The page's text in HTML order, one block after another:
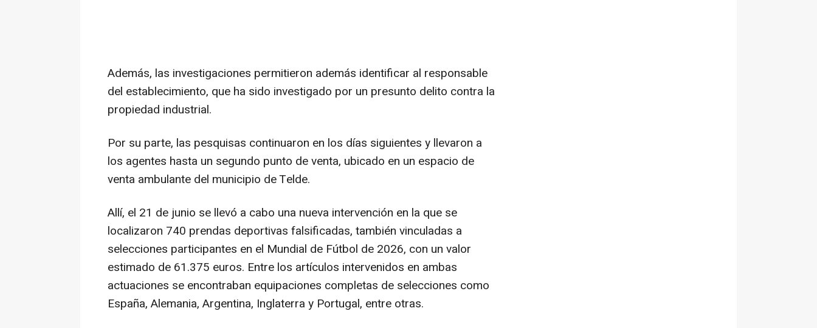
Además, las investigaciones permitieron además identificar al responsable
del establecimiento, que ha sido investigado por un presunto delito contra la
propiedad industrial.
Por su parte, las pesquisas continuaron en los días siguientes y llevaron a
los agentes hasta un segundo punto de venta, ubicado en un espacio de
venta ambulante del municipio de Telde.
Allí, el 21 de junio se llevó a cabo una nueva intervención en la que se
localizaron 740 prendas deportivas falsificadas, también vinculadas a
selecciones participantes en el Mundial de Fútbol de 2026, con un valor
estimado de 61.375 euros. Entre los artículos intervenidos en ambas
actuaciones se encontraban equipaciones completas de selecciones como
España, Alemania, Argentina, Inglaterra y Portugal, entre otras.